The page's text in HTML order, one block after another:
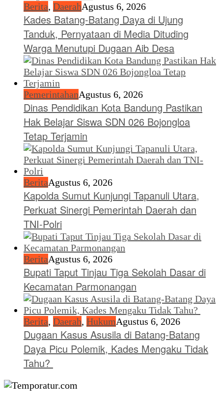
Berita, DaerahAgustus 6, 2026
Kades Batang-Batang Daya di Ujung
Tanduk, Pernyataan di Media Dituding
Warga Menutupi Dugaan Aib Desa
PemerintahanAgustus 6, 2026
Dinas Pendidikan Kota Bandung Pastikan
Hak Belajar Siswa SDN 026 Bojongloa
Tetap Terjamin
BeritaAgustus 6, 2026
Kapolda Sumut Kunjungi Tapanuli Utara,
Perkuat Sinergi Pemerintah Daerah dan
TNI-Polri
BeritaAgustus 6, 2026
Bupati Taput Tinjau Tiga Sekolah Dasar di
Kecamatan Parmonangan
Berita, Daerah, HukumAgustus 6, 2026
Dugaan Kasus Asusila di Batang-Batang
Daya Picu Polemik, Kades Mengaku Tidak
Tahu?